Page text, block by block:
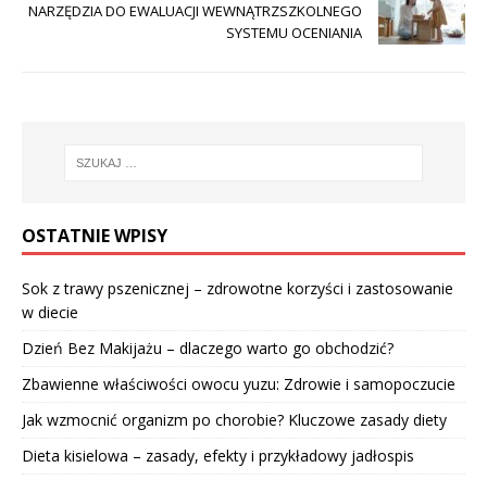
NARZĘDZIA DO EWALUACJI WEWNĄTRZSZKOLNEGO
SYSTEMU OCENIANIA
OSTATNIE WPISY
Sok z trawy pszenicznej – zdrowotne korzyści i zastosowanie
w diecie
Dzień Bez Makijażu – dlaczego warto go obchodzić?
Zbawienne właściwości owocu yuzu: Zdrowie i samopoczucie
Jak wzmocnić organizm po chorobie? Kluczowe zasady diety
Dieta kisielowa – zasady, efekty i przykładowy jadłospis